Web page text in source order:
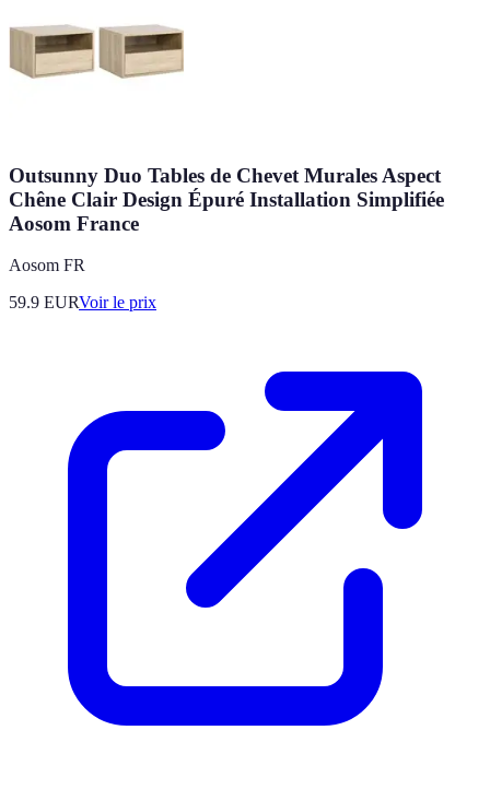
Outsunny Duo Tables de Chevet Murales Aspect
Chêne Clair Design Épuré Installation Simplifiée
Aosom France
Aosom FR
59.9 EURVoir le prix